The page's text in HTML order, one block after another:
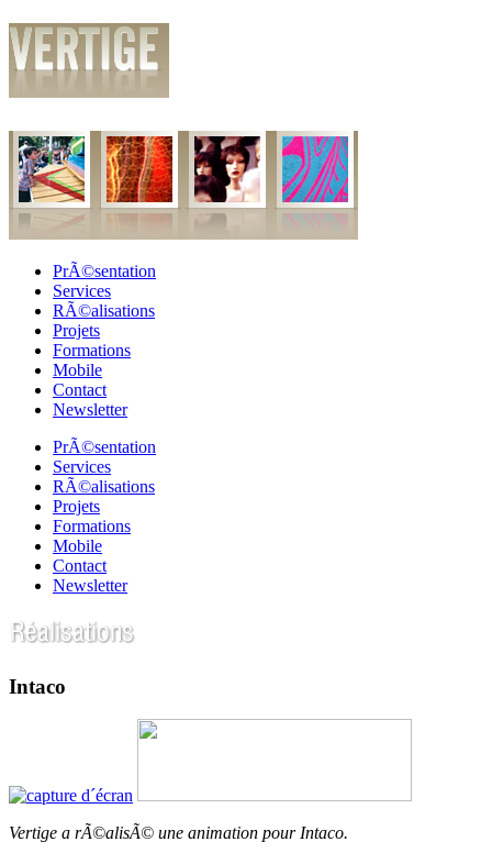
PrÃ©sentation
Services
RÃ©alisations
Projets
Formations
Mobile
Contact
Newsletter
PrÃ©sentation
Services
RÃ©alisations
Projets
Formations
Mobile
Contact
Newsletter
Intaco
Vertige a rÃ©alisÃ© une animation pour Intaco.